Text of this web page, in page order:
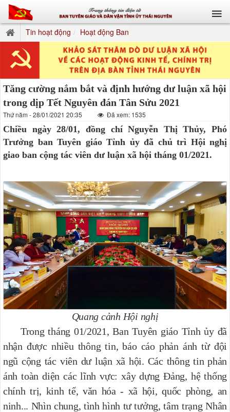
Tin hoạt động Hoạt động Ban
Tăng cường nắm bắt và định hướng dư luận xã hội
trong dịp Tết Nguyên đán Tân Sửu 2021
Thứ năm - 28/01/2021 20:35 Đã xem: 1535
Chiều ngày 28/01, đồng chí Nguyễn Thị Thủy, Phó
Trưởng ban Tuyên giáo Tỉnh ủy đã chủ trì Hội nghị
giao ban cộng tác viên dư luận xã hội tháng 01/2021.
Quang cảnh Hội nghị
Trong tháng 01/2021, Ban Tuyên giáo Tỉnh ủy đã
nhận được nhiều thông tin, báo cáo phản ánh từ đội
ngũ cộng tác viên dư luận xã hội. Các thông tin phản
ánh toàn diện các lĩnh vực: xây dựng Đảng, hệ thống
chính trị, kinh tế, văn hóa - xã hội, quốc phòng, an
ninh... Nhìn chung, tình hình tư tưởng, tâm trạng Nhân